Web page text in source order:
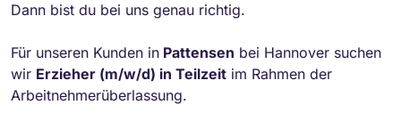
Dann bist du bei uns genau richtig.
Für unseren Kunden in Pattensen bei Hannover suchen
wir Erzieher (m/w/d) in Teilzeit im Rahmen der
Arbeitnehmerüberlassung.